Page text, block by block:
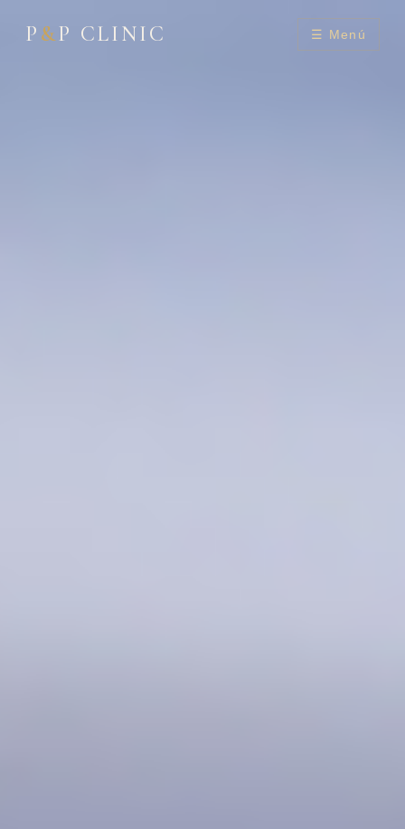
P &P CLINIC ☰ Menú